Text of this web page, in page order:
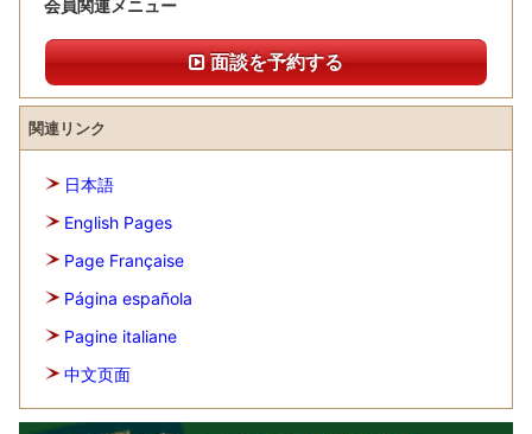
会員関連メニュー
面談を予約する
関連リンク
日本語
English Pages
Page Française
Página española
Pagine italiane
中文页面